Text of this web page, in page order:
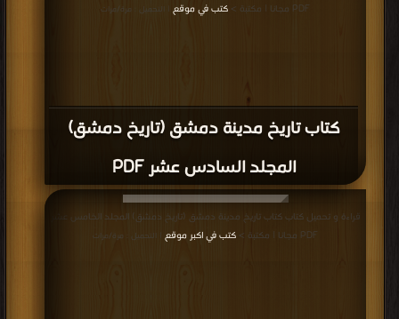
كتاب تاريخ مدينة دمشق (تاريخ دمشق)
المجلد السادس عشر PDF
PDF مجانا | مكتبة >
كتب في موقع | التحميل : مرة/مرات
قراءة و تحميل كتاب كتاب تاريخ مدينة دمشق (تاريخ دمشق) المجلد الخامس عشر
PDF مجانا | مكتبة >
كتب في اكبر موقع | التحميل : مرة/مرات